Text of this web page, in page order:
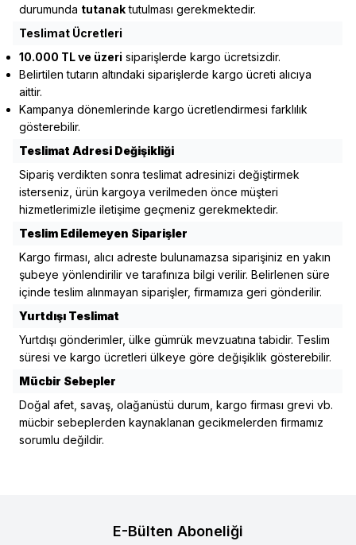
durumunda tutanaktutulması gerekmektedir.
Teslimat Ücretleri
10.000 TL ve üzeri siparişlerde kargo ücretsizdir.
Belirtilen tutarın altındaki siparişlerde kargo ücreti alıcıya
aittir.
Kampanya dönemlerinde kargo ücretlendirmesi farklılık
gösterebilir.
Teslimat Adresi Değişikliği
Sipariş verdikten sonra teslimat adresinizi değiştirmek
isterseniz, ürün kargoya verilmeden önce müşteri
hizmetlerimizle iletişime geçmeniz gerekmektedir.
Teslim Edilemeyen Siparişler
Kargo firması, alıcı adreste bulunamazsa siparişiniz en yakın
şubeye yönlendirilir ve tarafınıza bilgi verilir. Belirlenen süre
içinde teslim alınmayan siparişler, firmamıza geri gönderilir.
Yurtdışı Teslimat
Yurtdışı gönderimler, ülke gümrük mevzuatına tabidir. Teslim
süresi ve kargo ücretleri ülkeye göre değişiklik gösterebilir.
Mücbir Sebepler
Doğal afet, savaş, olağanüstü durum, kargo firması grevi vb.
mücbir sebeplerden kaynaklanan gecikmelerden firmamız
sorumlu değildir.
E-Bülten Aboneliği